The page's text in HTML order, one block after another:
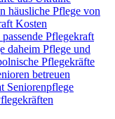
häusliche Pflege von
Kosten
passende Pflegekraft
daheim Pflege und
Pflegekräfte
betreuen
Seniorenpflege